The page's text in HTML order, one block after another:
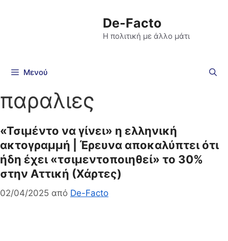
De-Facto
Η πολιτική με άλλο μάτι
Μενού
παραλιες
«Τσιμέντο να γίνει» η ελληνική
ακτογραμμή | Έρευνα αποκαλύπτει ότι
ήδη έχει «τσιμεντοποιηθεί» το 30%
στην Αττική (Χάρτες)
02/04/2025 από De-Facto